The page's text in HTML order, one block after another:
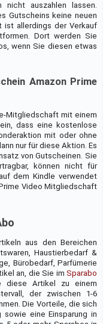
nicht auszahlen lassen.
Gutscheins keine neuen
ist allerdings der Verkauf
Dort werden Sie
wenn Sie diesen etwas
Amazon Prime
Mitgliedschaft mit einem
dass eine kostenlose
mit oder ohne
nur für diese Aktion. Es
von Gutscheinen. Sie
können nicht für
dem Kindle verwendet
Video Mitgliedschaft
aus den Bereichen
Haustierbedarf &
Bürobedarf, Parfümerie
an, die Sie imSparabo
diese Artikel zu einem
der zwischen 1-6
Die Vorteile, die sich
eine Einsparung in